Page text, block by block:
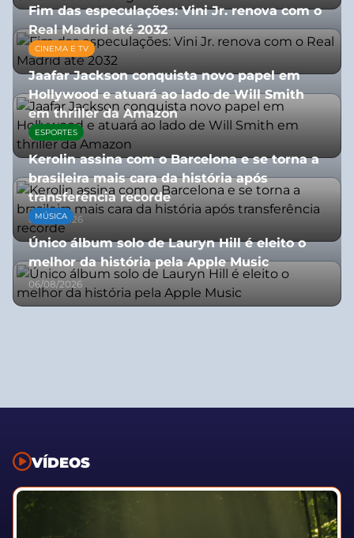
Fim das especulações: Vini Jr. renova com o
Real Madrid até 2032
06/08/2026
CINEMA E TV
Jaafar Jackson conquista novo papel em
Hollywood e atuará ao lado de Will Smith
em thriller da Amazon
06/08/2026
ESPORTES
Kerolin assina com o Barcelona e se torna a
brasileira mais cara da história após
transferência recorde
04/08/2026
MÚSICA
Único álbum solo de Lauryn Hill é eleito o
melhor da história pela Apple Music
06/08/2026
VÍDEOS